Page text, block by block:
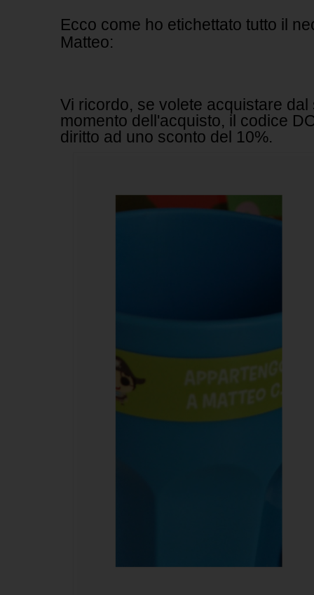
Ecco come ho etichettato tutto il
Matteo:
Vi ricordo, se volete acquistare dal
momento dell'acquisto, il codice
diritto ad uno sconto del 10%.